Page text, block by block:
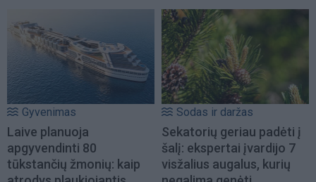
Gyvenimas
Laive planuoja
apgyvendinti 80
tūkstančių žmonių: kaip
Sodas ir daržas
Sekatorių geriau padėti į
šalį: ekspertai įvardijo 7
visžalius augalus, kurių